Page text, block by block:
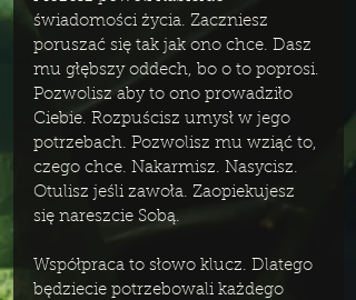
świadomości życia. Zaczniesz
poruszać się tak jak ono chce. Dasz
mu głębszy oddech, bo o to poprosi.
Pozwolisz aby to ono prowadziło
Ciebie. Rozpuścisz umysł w jego
potrzebach. Pozwolisz mu wziąć to,
czego chce. Nakarmisz. Nasycisz.
Otulisz jeśli zawoła. Zaopiekujesz
się nareszcie Sobą.
Współpraca to słowo klucz. Dlatego
będziecie potrzebowali każdego